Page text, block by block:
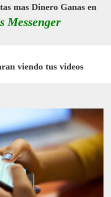
mas Dinero Ganas en
Messenger
viendo tus videos